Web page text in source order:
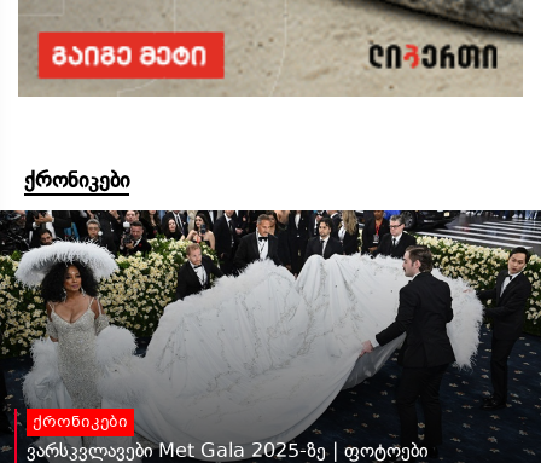
ქრონიკები
ქრონიკები
ვარსკვლავები Met Gala 2025-ზე | ფოტოები